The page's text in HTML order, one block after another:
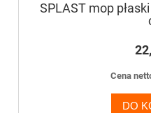
SPLAST mop
Cena
DO